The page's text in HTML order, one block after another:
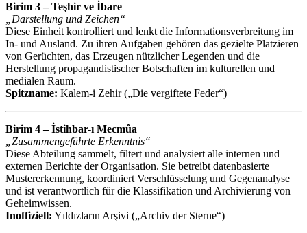
Birim 3 – Teşhir ve İbare
„Darstellung und Zeichen“
Diese Einheit kontrolliert und lenkt die Informationsverbreitung im
In- und Ausland. Zu ihren Aufgaben gehören das gezielte Platzieren
von Gerüchten, das Erzeugen nützlicher Legenden und die
Herstellung propagandistischer Botschaften im kulturellen und
medialen Raum.
Spitzname: Kalem-i Zehir („Die vergiftete Feder“)
Birim 4 – İstihbar-ı Mecmûa
„Zusammengeführte Erkenntnis“
Diese Abteilung sammelt, filtert und analysiert alle internen und
externen Berichte der Organisation. Sie betreibt datenbasierte
Mustererkennung, koordiniert Verschlüsselung und Gegenanalyse
und ist verantwortlich für die Klassifikation und Archivierung von
Geheimwissen.
Inoffiziell: Yıldızların Arşivi („Archiv der Sterne“)